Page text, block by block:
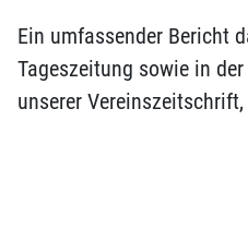
Ein umfassender Bericht
Tageszeitung sowie in
unserer